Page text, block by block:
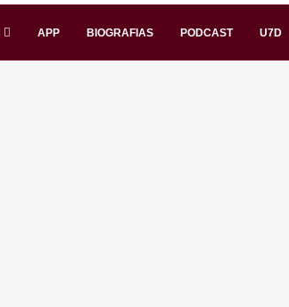
APP BIOGRAFIAS PODCAST U7D